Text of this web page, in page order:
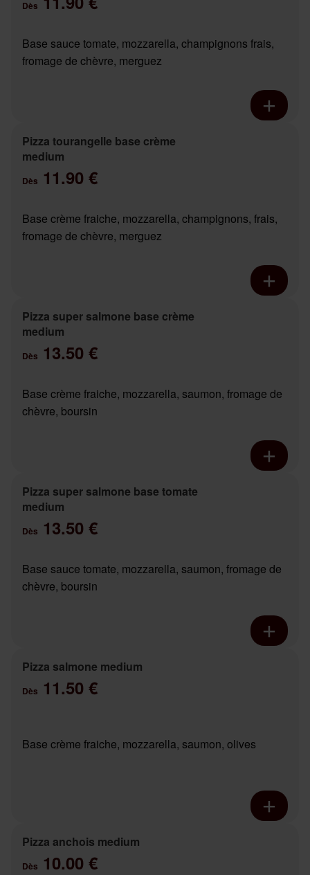
Dès
Base sauce tomate, mozzarella, champignons frais,
fromage de chèvre, merguez
Pizza tourangelle base crème
medium
Dès 11.90 €
Base crème fraiche, mozzarella, champignons, frais,
fromage de chèvre, merguez
Pizza super salmone base crème
medium
Dès 13.50 €
Base crème fraiche, mozzarella, saumon, fromage de
chèvre, boursin
Pizza super salmone base tomate
medium
Dès 13.50 €
Base sauce tomate, mozzarella, saumon, fromage de
chèvre, boursin
Pizza salmone medium
Dès 11.50 €
Base crème fraiche, mozzarella, saumon, olives
Pizza anchois medium
Dès 10.00 €